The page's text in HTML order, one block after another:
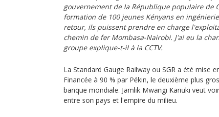
gouvernement de la République populaire de
formation de 100 jeunes Kényans en
retour, ils puissent prendre en charge
chemin de fer Mombasa-Nairobi. J'ai eu la
groupe explique-t-il à la CCTV.
La Standard Gauge Railway ou SGR a été mise
Financée à 90 % par Pékin, le deuxième plus
banque mondiale. Jamlik Mwangi Kariuki veut
entre son pays et l'empire du milieu.